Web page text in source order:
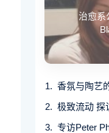
治愈系